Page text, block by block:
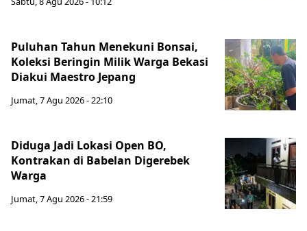
Puluhan Tahun Menekuni Bonsai,
Koleksi Beringin Milik Warga Bekasi
Diakui Maestro Jepang
Jumat, 7 Agu 2026 - 22:10
Diduga Jadi Lokasi Open BO,
Kontrakan di Babelan Digerebek
Warga
Jumat, 7 Agu 2026 - 21:59